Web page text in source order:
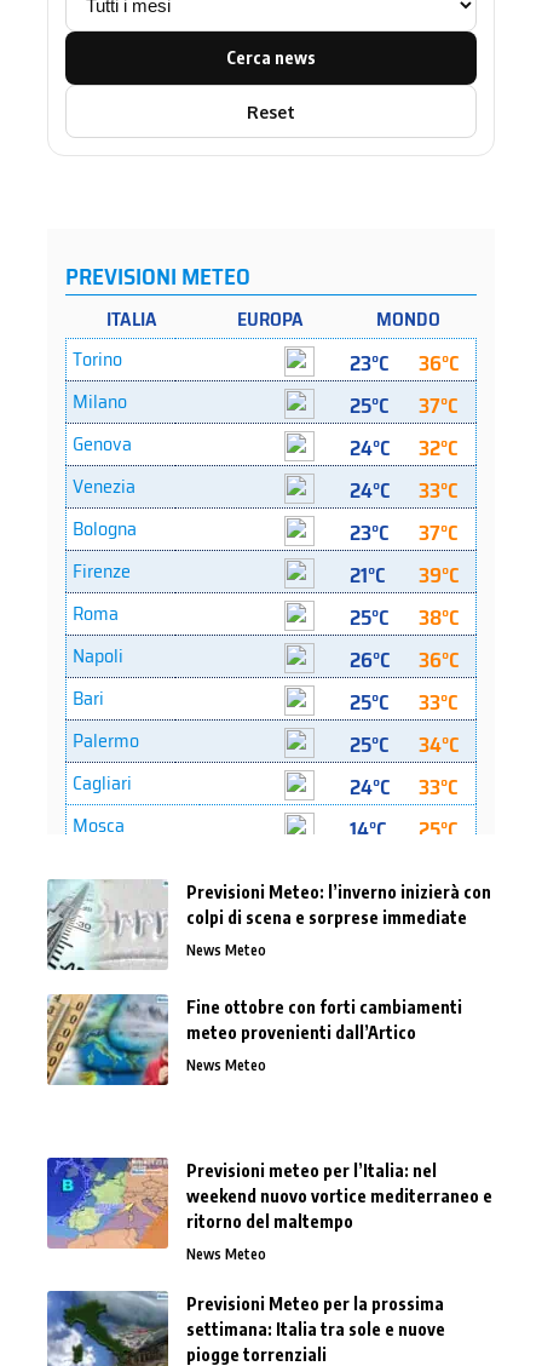
Cerca news
Reset
Previsioni Meteo: l’inverno inizierà con
colpi di scena e sorprese immediate
News Meteo
Fine ottobre con forti cambiamenti
meteo provenienti dall’Artico
News Meteo
Previsioni meteo per l’Italia: nel
weekend nuovo vortice mediterraneo e
ritorno del maltempo
News Meteo
Previsioni Meteo per la prossima
settimana: Italia tra sole e nuove
piogge torrenziali